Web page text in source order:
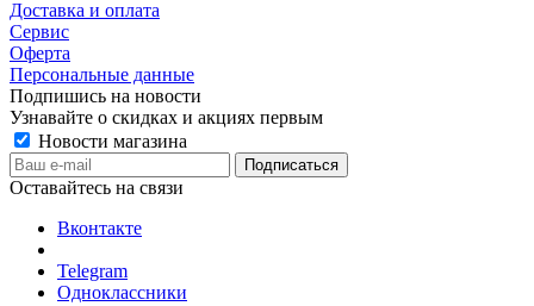
Доставка и оплата
Сервис
Оферта
Персональные данные
Подпишись на новости
Узнавайте о скидках и акциях первым
Новости магазина
Оставайтесь на связи
Вконтакте
Telegram
Одноклассники